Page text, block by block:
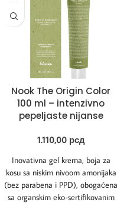
Nook The Origin Color
100 ml – intenzivno
pepeljaste nijanse
1.110,00 рсд
Inovativna gel krema, boja za
kosu sa niskim nivoom amonijaka
(bez parabena i PPD), obogaćena
sa organskim eko-sertifikovanim